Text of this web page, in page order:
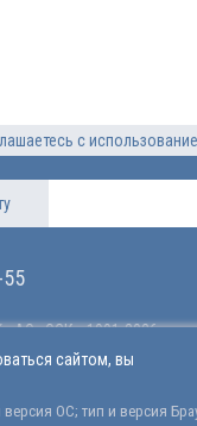
с
АО «ОСК». 1991-2026 гг.
03 и на
сайтом, вы
ОС; тип и версия